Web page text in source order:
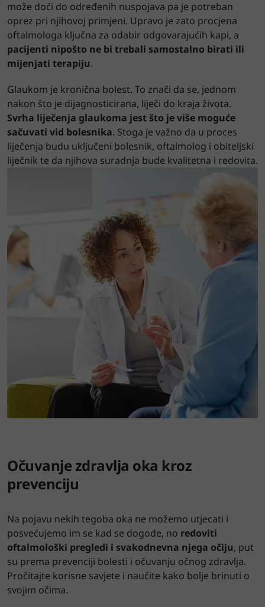
može doći do određenih nuspojava pa je potreban
oprez pri njihovoj primjeni. Upravo je zato procjena
oftalmologa ključna za odabir odgovarajućih kapi, a
pacijenti nipošto ne bi trebali samostalno birati ili
mijenjati terapiju.
Glaukom je kronična bolest. To znači da se, jednom
nakon što je dijagnosticirana, liječi do kraja života.
Svrha liječenja glaukoma jest što je više moguće
sačuvati vid bolesnika. Stoga je važno da u proces
liječenja budu uključeni bolesnik, oftalmolog i obiteljski
liječnik te da njihova suradnja bude kvalitetna i redovita.
Očuvanje zdravlja oka kroz
prevenciju
Na pojavu nekih tegoba oka ne možemo utjecati i
posvećujemo im se kad se dogode, no redoviti
oftalmološki pregledi i svakodnevna njega očiju, put
su prema prevenciji bolesti i očuvanju očnog zdravlja.
Pročitajte korisne savjete i naučite kako bolje brinuti o
svojim očima.